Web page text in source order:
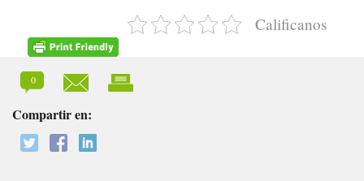
Calificanos
0
Compartir en: